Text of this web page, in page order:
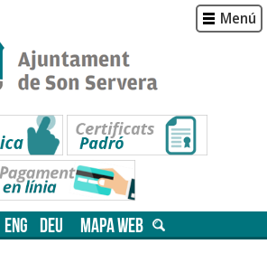
Menú
ENG DEU MAPA WEB